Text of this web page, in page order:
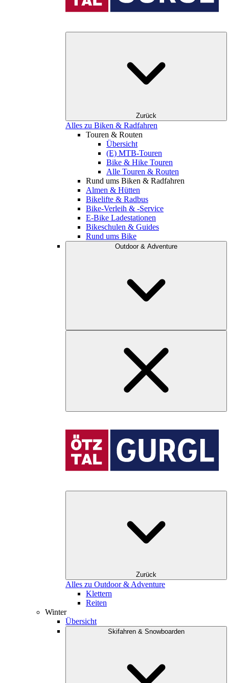
Zurück
Alles zu Biken & Radfahren
Touren & Routen
Übersicht
(E) MTB-Touren
Bike & Hike Touren
Alle Touren & Routen
Rund ums Biken & Radfahren
Almen & Hütten
Bikelifte & Radbus
Bike-Verleih & -Service
E-Bike Ladestationen
Bikeschulen & Guides
Rund ums Bike
Outdoor & Adventure
Zurück
Alles zu Outdoor & Adventure
Klettern
Reiten
Winter
Übersicht
Skifahren & Snowboarden